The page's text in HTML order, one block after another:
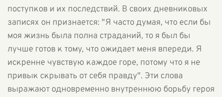
поступков и их последствий. В своих дневниковых
записях он признается: "Я часто думая, что если бы
моя жизнь была полна страданий, то я был бы
лучше готов к тому, что ожидает меня впереди. Я
искренне чувствую каждое горе, потому что я не
привык скрывать от себя правду". Эти слова
выражают одновременно внутреннюю борьбу героя